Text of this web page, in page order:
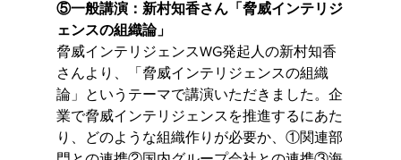
⑤一般講演：新村知香さん「脅威インテリジ
ェンスの組織論」
脅威インテリジェンスWG発起人の新村知香
さんより、「脅威インテリジェンスの組織
論」というテーマで講演いただきました。企
業で脅威インテリジェンスを推進するにあた
り、どのような組織作りが必要か、①関連部